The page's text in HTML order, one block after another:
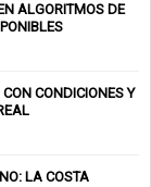
ALGORITMOS DE
CONDICIONES Y
LA COSTA